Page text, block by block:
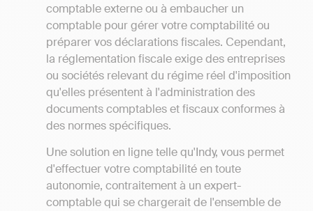
comptable externe ou à embaucher un
comptable pour gérer votre comptabilité ou
préparer vos déclarations fiscales. Cependant,
la réglementation fiscale exige des entreprises
ou sociétés relevant du régime réel d'imposition
qu'elles présentent à l'administration des
documents comptables et fiscaux conformes à
des normes spécifiques.
Une solution en ligne telle qu'Indy, vous permet
d'effectuer votre comptabilité en toute
autonomie, contraitement à un expert-
comptable qui se chargerait de l'ensemble de